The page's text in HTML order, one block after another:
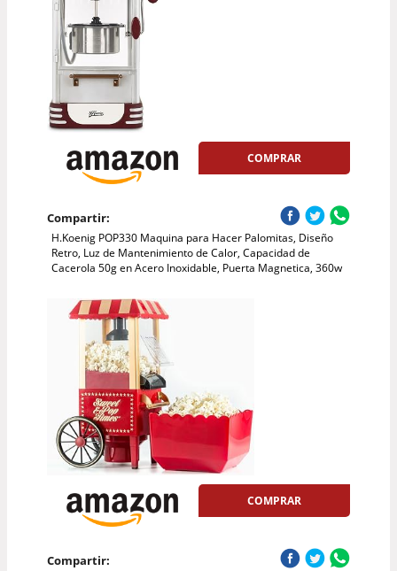
COMPRAR
Compartir:
H.Koenig POP330 Maquina para Hacer Palomitas, Diseño
Retro, Luz de Mantenimiento de Calor, Capacidad de
Cacerola 50g en Acero Inoxidable, Puerta Magnetica, 360w
COMPRAR
Compartir: